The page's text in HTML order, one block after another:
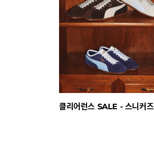
클리어런스 SALE - 스니커즈